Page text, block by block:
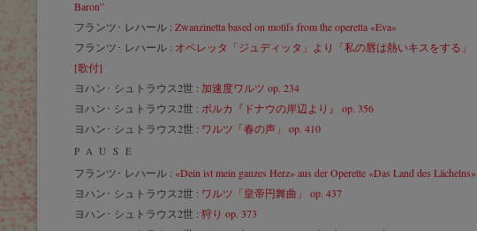
Baron”
フランツ･ レハール : Zwanzinetta based on motifs from the operetta «Eva»
フランツ･ レハール : オペレッタ「ジュディッタ」より「私の唇は熱いキスをする」
[歌付]
ヨハン･ シュトラウス2世 : 加速度ワルツ op. 234
ヨハン･ シュトラウス2世 : ポルカ『ドナウの岸辺より』 op. 356
ヨハン･ シュトラウス2世 : ワルツ「春の声」 op. 410
PAUSE
フランツ･ レハール : «Dein ist mein ganzes Herz» aus der Operette «Das Land des Lächelns»
ヨハン･ シュトラウス2世 : ワルツ「皇帝円舞曲」 op. 437
ヨハン･ シュトラウス2世 : 狩り op. 373